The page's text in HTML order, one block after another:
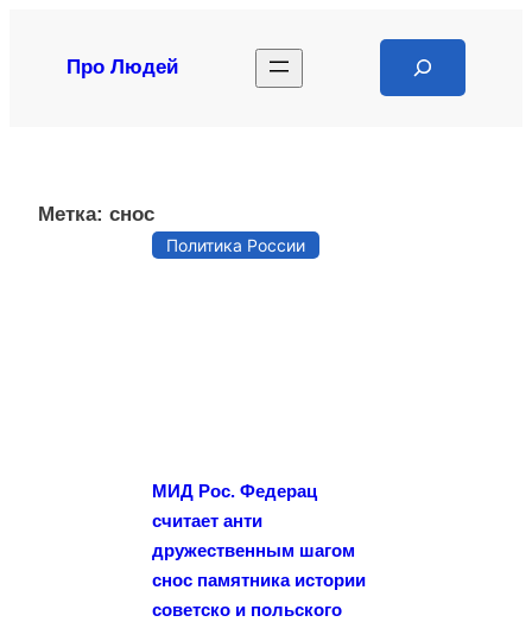
содержимому
Про Людей
Метка: снос
Политика России
МИД Рос. Федерац
считает анти
дружественным шагом
снос памятника истории
советско и польского